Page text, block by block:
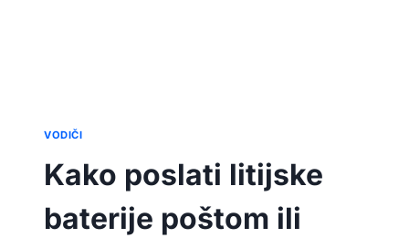
VODIČI
Kako poslati litijske
baterije poštom ili